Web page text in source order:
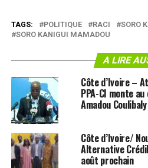
TAGS: POLITIQUE RACI
SORO
SORO KANIGUI MAMADOU
A LIRE
Côte d’Ivoire –
PPA-CI monte
Amadou Coulibaly
Côte d’Ivoire/
Alternative
août prochain